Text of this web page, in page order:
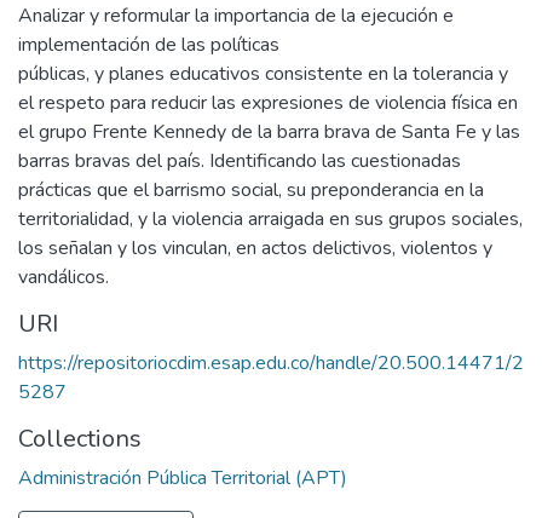
Analizar y reformular la importancia de la ejecución e
implementación de las políticas
públicas, y planes educativos consistente en la tolerancia y
el respeto para reducir las expresiones de violencia física en
el grupo Frente Kennedy de la barra brava de Santa Fe y las
barras bravas del país. Identificando las cuestionadas
prácticas que el barrismo social, su preponderancia en la
territorialidad, y la violencia arraigada en sus grupos sociales,
los señalan y los vinculan, en actos delictivos, violentos y
vandálicos.
URI
https://repositoriocdim.esap.edu.co/handle/20.500.14471/2
5287
Collections
Administración Pública Territorial (APT)